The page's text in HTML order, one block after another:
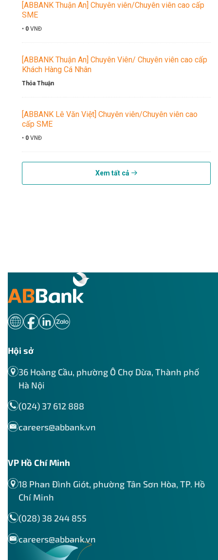
[ABBANK Thuận An] Chuyên viên/Chuyên viên cao cấp
SME
• 0 VNĐ
[ABBANK Thuận An] Chuyên Viên/ Chuyên viên cao cấp
Khách Hàng Cá Nhân
Thỏa Thuận
[ABBANK Lê Văn Việt] Chuyên viên/Chuyên viên cao
cấp SME
• 0 VNĐ
Xem tất cả
Hội sở
36 Hoàng Cầu, phường Ô Chợ Dừa, Thành phố
Hà Nội
(024) 37 612 888
careers@abbank.vn
VP Hồ Chí Minh
18 Phan Đình Giót, phường Tân Sơn Hòa, TP. Hồ
Chí Minh
(028) 38 244 855
careers@abbank.vn